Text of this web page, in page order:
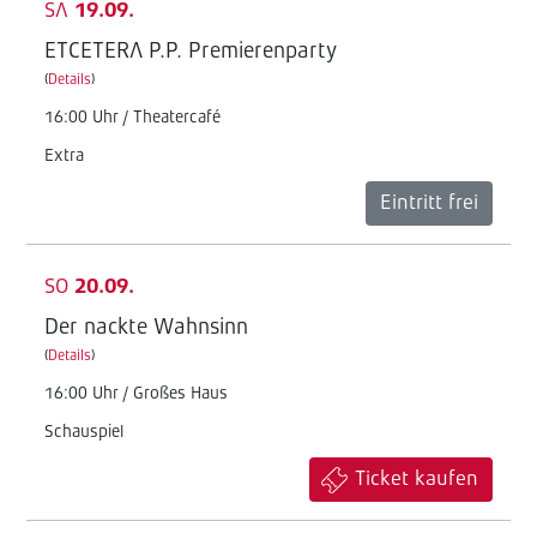
SA 19.09.
ETCETERA P.P. Premierenparty
(Details)
16:00 Uhr / Theatercafé
Extra
Eintritt frei
SO 20.09.
Der nackte Wahnsinn
(Details)
16:00 Uhr / Großes Haus
Schauspiel
Ticket kaufen